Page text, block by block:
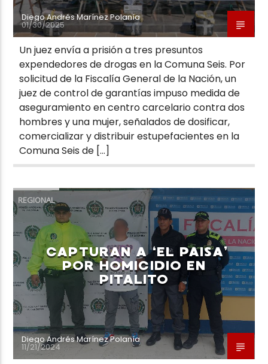
Diego Andrés Marínez Polanía
01/30/2025
Un juez envía a prisión a tres presuntos
expendedores de drogas en la Comuna Seis. Por
solicitud de la Fiscalía General de la Nación, un
juez de control de garantías impuso medida de
aseguramiento en centro carcelario contra dos
hombres y una mujer, señalados de dosificar,
comercializar y distribuir estupefacientes en la
Comuna Seis de […]
REGIONAL
CAPTURAN A ‘EL PAISA’
POR HOMICIDIO EN
PITALITO
Diego Andrés Marínez Polanía
11/21/2024